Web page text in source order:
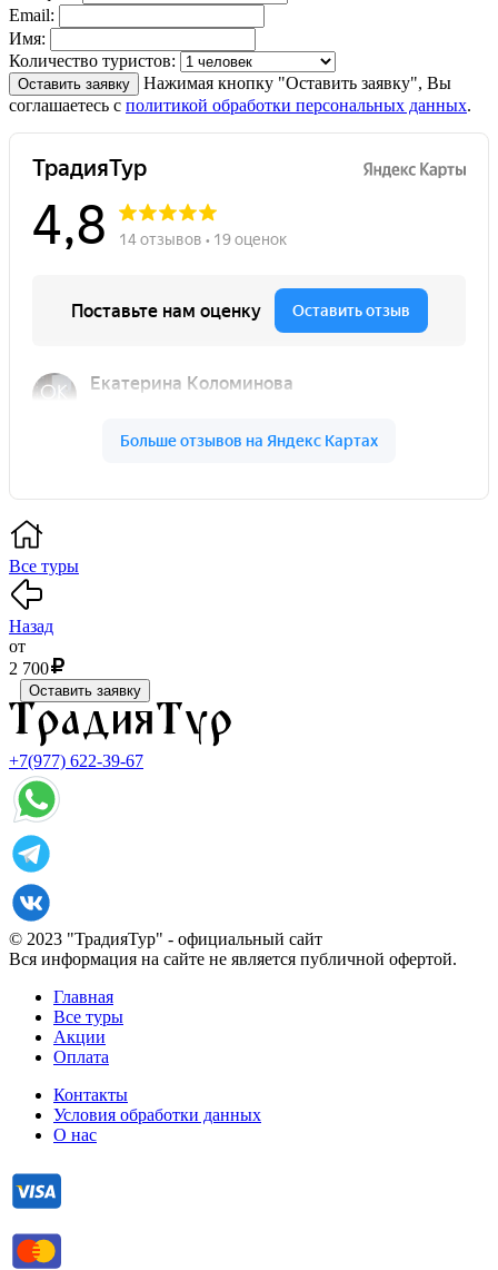
Email:
Имя:
Количество туристов:
Оставить заявку
Нажимая кнопку "Оставить заявку", Вы
соглашаетесь с политикой обработки персональных данных.
Все туры
Назад
от
2 700
Оставить заявку
+7(977) 622-39-67
© 2023 "ТрадияТур" - официальный сайт
Вся информация на сайте не является публичной офертой.
Главная
Все туры
Акции
Оплата
Контакты
Условия обработки данных
О нас